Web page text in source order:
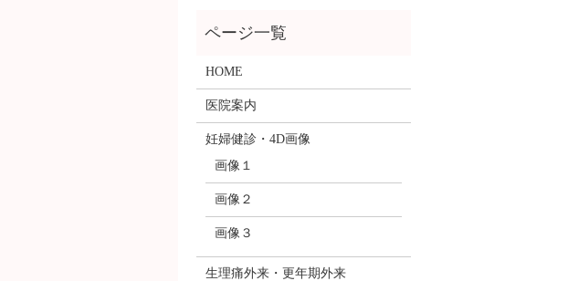
HOME
医院案内
妊婦健診・4D画像
画像１
画像２
画像３
生理痛外来・更年期外来